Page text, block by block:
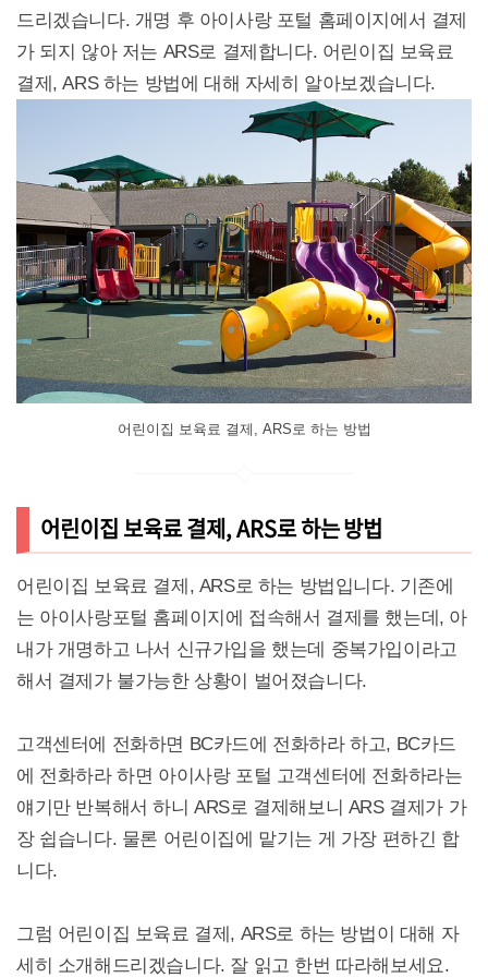
드리겠습니다. 개명 후 아이사랑 포털 홈페이지에서 결제
가 되지 않아 저는 ARS로 결제합니다. 어린이집 보육료
결제, ARS 하는 방법에 대해 자세히 알아보겠습니다.
어린이집 보육료 결제, ARS로 하는 방법
어린이집 보육료 결제, ARS로 하는 방법
어린이집 보육료 결제, ARS로 하는 방법입니다. 기존에
는 아이사랑포털 홈페이지에 접속해서 결제를 했는데, 아
내가 개명하고 나서 신규가입을 했는데 중복가입이라고
해서 결제가 불가능한 상황이 벌어졌습니다.
고객센터에 전화하면 BC카드에 전화하라 하고, BC카드
에 전화하라 하면 아이사랑 포털 고객센터에 전화하라는
얘기만 반복해서 하니 ARS로 결제해보니 ARS 결제가 가
장 쉽습니다. 물론 어린이집에 맡기는 게 가장 편하긴 합
니다.
그럼 어린이집 보육료 결제, ARS로 하는 방법이 대해 자
세히 소개해드리겠습니다. 잘 읽고 한번 따라해보세요.